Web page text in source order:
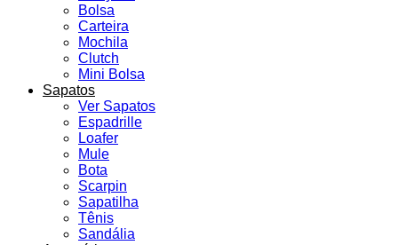
Bolsa
Carteira
Mochila
Clutch
Mini Bolsa
Sapatos
Ver Sapatos
Espadrille
Loafer
Mule
Bota
Scarpin
Sapatilha
Tênis
Sandália